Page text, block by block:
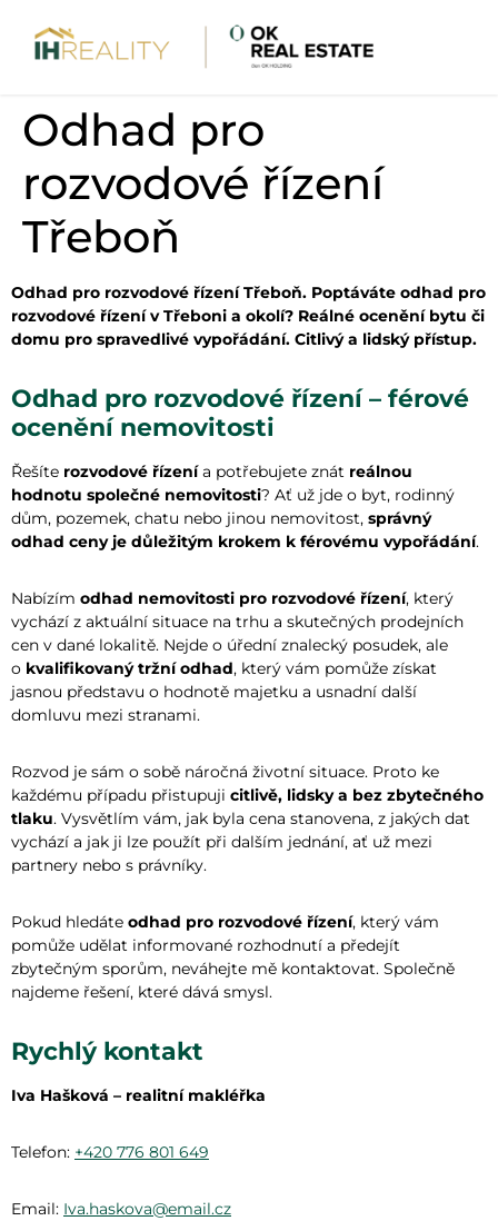
Odhad pro
rozvodové řízení
Třeboň
Odhad pro rozvodové řízení Třeboň. Poptáváte odhad pro
rozvodové řízení v Třeboni a okolí? Reálné ocenění bytu či
domu pro spravedlivé vypořádání. Citlivý a lidský přístup.
Odhad pro rozvodové řízení – férové
ocenění nemovitosti
Řešíte rozvodové řízenía potřebujete znát reálnou
hodnotu společné nemovitosti? Ať už jde o byt, rodinný
dům, pozemek, chatu nebo jinou nemovitost, správný
odhad ceny je důležitým krokem k férovému vypořádání.
Nabízím odhad nemovitosti pro rozvodové řízení, který
vychází z aktuální situace na trhu a skutečných prodejních
cen v dané lokalitě. Nejde o úřední znalecký posudek, ale
o kvalifikovaný tržní odhad, který vám pomůže získat
jasnou představu o hodnotě majetku a usnadní další
domluvu mezi stranami.
Rozvod je sám o sobě náročná životní situace. Proto ke
každému případu přistupuji citlivě, lidsky a bez zbytečného
tlaku. Vysvětlím vám, jak byla cena stanovena, z jakých dat
vychází a jak ji lze použít při dalším jednání, ať už mezi
partnery nebo s právníky.
Pokud hledáte odhad pro rozvodové řízení, který vám
pomůže udělat informované rozhodnutí a předejít
zbytečným sporům, neváhejte mě kontaktovat. Společně
najdeme řešení, které dává smysl.
Rychlý kontakt
Iva Hašková – realitní makléřka
Telefon: +420 776 801 649
Email: Iva.haskova@email.cz